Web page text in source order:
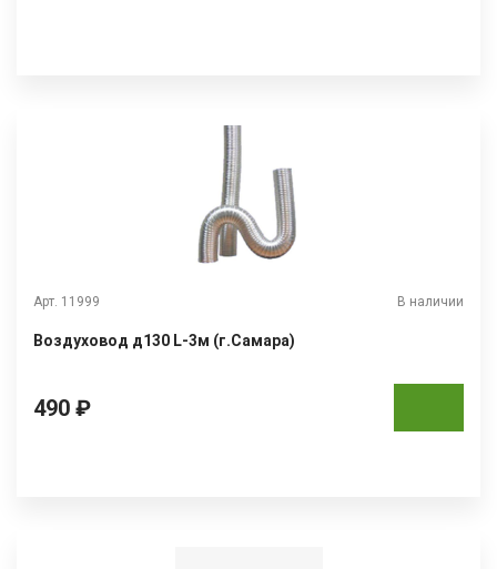
Арт. 11999 В наличии
Воздуховод д130 L-3м (г.Самара)
490 ₽